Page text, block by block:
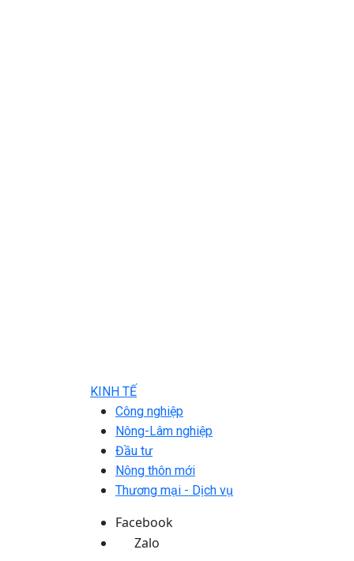
KINH TẾ
Công nghiệp
Nông-Lâm nghiệp
Đầu tư
Nông thôn mới
Thương mại - Dịch vụ
Facebook
Zalo